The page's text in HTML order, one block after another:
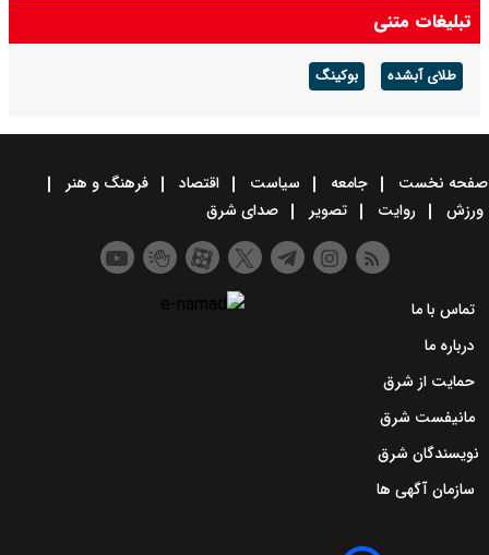
تبلیغات متنی
طلای آبشده بوکینگ
صفحه نخست جامعه سیاست اقتصاد
فرهنگ و هنر
ورزش
روایت تصویر صدای شرق
تماس با ما
درباره ما
حمایت از شرق
مانیفست شرق
نویسندگان شرق
سازمان آگهی ها